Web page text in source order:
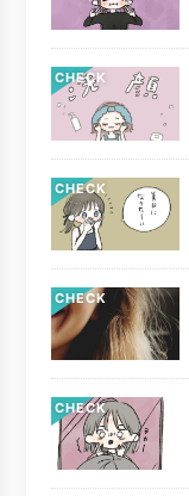
CHECK
CHECK
CHECK
CHECK